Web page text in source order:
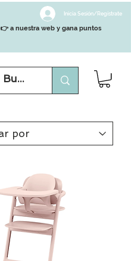
Inicia Sesión/Regístrate
👉 a nuestra web y gana puntos